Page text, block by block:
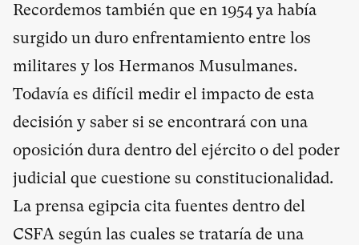
Recordemos también que en 1954 ya había
surgido un duro enfrentamiento entre los
militares y los Hermanos Musulmanes.
Todavía es difícil medir el impacto de esta
decisión y saber si se encontrará con una
oposición dura dentro del ejército o del poder
judicial que cuestione su constitucionalidad.
La prensa egipcia cita fuentes dentro del
CSFA según las cuales se trataría de una